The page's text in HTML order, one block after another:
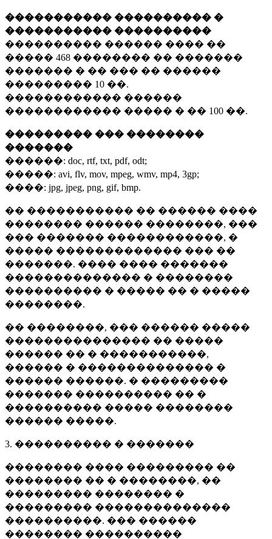
����������� ���������� �
����������� ����������
���������� ������ ���� ��
����� 468 �������� �� �������
������� � �� ��� �� ������
��������� 10 ��.
������������ ������
������������ ����� � �� 100 ��.
��������� ��� ��������
�������
������: doc, rtf, txt, pdf, odt;
�����: avi, flv, mov, mpeg, wmv, mp4, 3gp;
����: jpg, jpeg, png, gif, bmp.
�� ����������� �� ������ ����
�������� ������ ��������, ���
��� ������� ������������, �
����� ������������� ��� ��
�������. ���� ���� �������
�������������� � ��������
���������� � ����� �� � �����
��������.
�� ��������, ��� ������ �����
��������������� �� �����
������ �� � �����������,
������ � �������������� �
������ ������. � ���������
������� ���������� �� �
���������� ����� ��������
������ �����.
3. ���������� � �������
�������� ���� ��������� ��
�������� �� � ��������, ��
��������� �������� �
��������� ��������������
����������. ��� ������
�������� ����������